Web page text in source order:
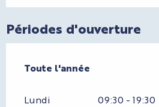
Périodes d'ouverture
Toute l'année
Toute l'année
Lundi 09:30 - 19:30